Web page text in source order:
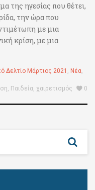
της ηγεσίας που θέτει,
την ώρα που
με μια
κρίση, με μια
Δελτίο Μάρτιος 2021 , Νέα,
, Παιδεία, χαιρετισμός 0